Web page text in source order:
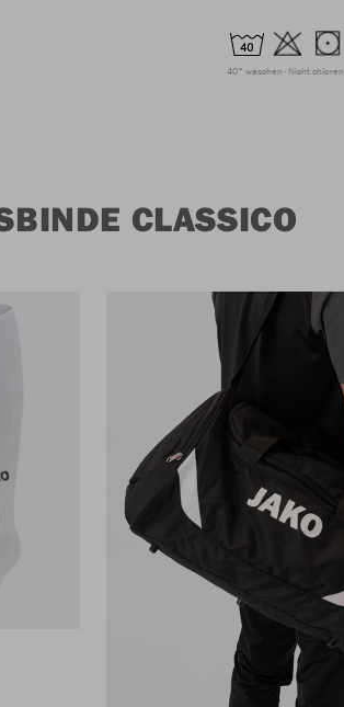
40° waschen Nicht chloren
CLASSICO